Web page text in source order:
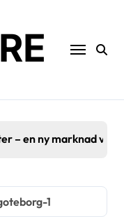
– en ny marknad
1